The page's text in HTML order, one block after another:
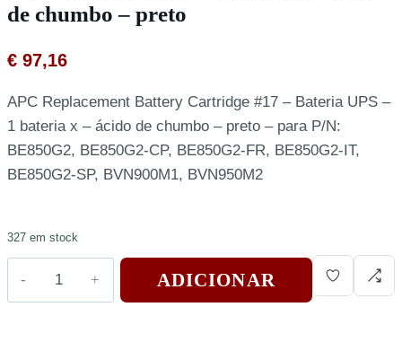
de chumbo – preto
€ 97,16
APC Replacement Battery Cartridge #17 – Bateria UPS –
1 bateria x – ácido de chumbo – preto – para P/N:
BE850G2, BE850G2-CP, BE850G2-FR, BE850G2-IT,
BE850G2-SP, BVN900M1, BVN950M2
327 em stock
ADICIONAR